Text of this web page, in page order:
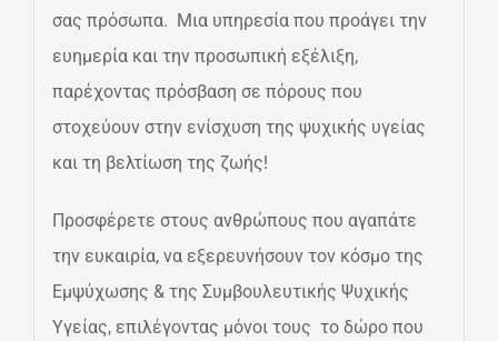
σας πρόσωπα. Μια υπηρεσία που προάγει την
ευημερία και την προσωπική εξέλιξη,
παρέχοντας πρόσβαση σε πόρους που
στοχεύουν στην ενίσχυση της ψυχικής υγείας
και τη βελτίωση της ζωής!
Προσφέρετε στους ανθρώπους που αγαπάτε
την ευκαιρία, να εξερευνήσουν τον κόσμο της
Εμψύχωσης & της Συμβουλευτικής Ψυχικής
Υγείας, επιλέγοντας μόνοι τους το δώρο που